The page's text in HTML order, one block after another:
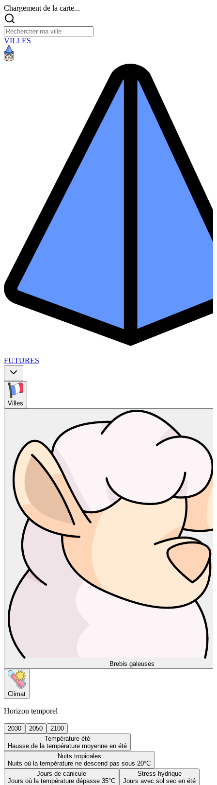
Chargement de la carte...
VILLES
FUTURES
Villes
Brebis galeuses
Climat
Horizon temporel
2030 2050
2100
Température été
Hausse de la température moyenne en été
Nuits tropicales
Nuits où la température ne descend pas sous 20°C
Jours de canicule
Jours où la température dépasse 35°C
Stress hydrique
Jours avec sol sec en été